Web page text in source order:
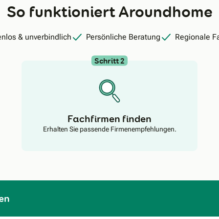
So funktioniert Aroundhome
& unverbindlich Persönliche Beratung Regionale
Schritt 2
Fachfirmen finden
Erhalten Sie passende Firmenempfehlungen.